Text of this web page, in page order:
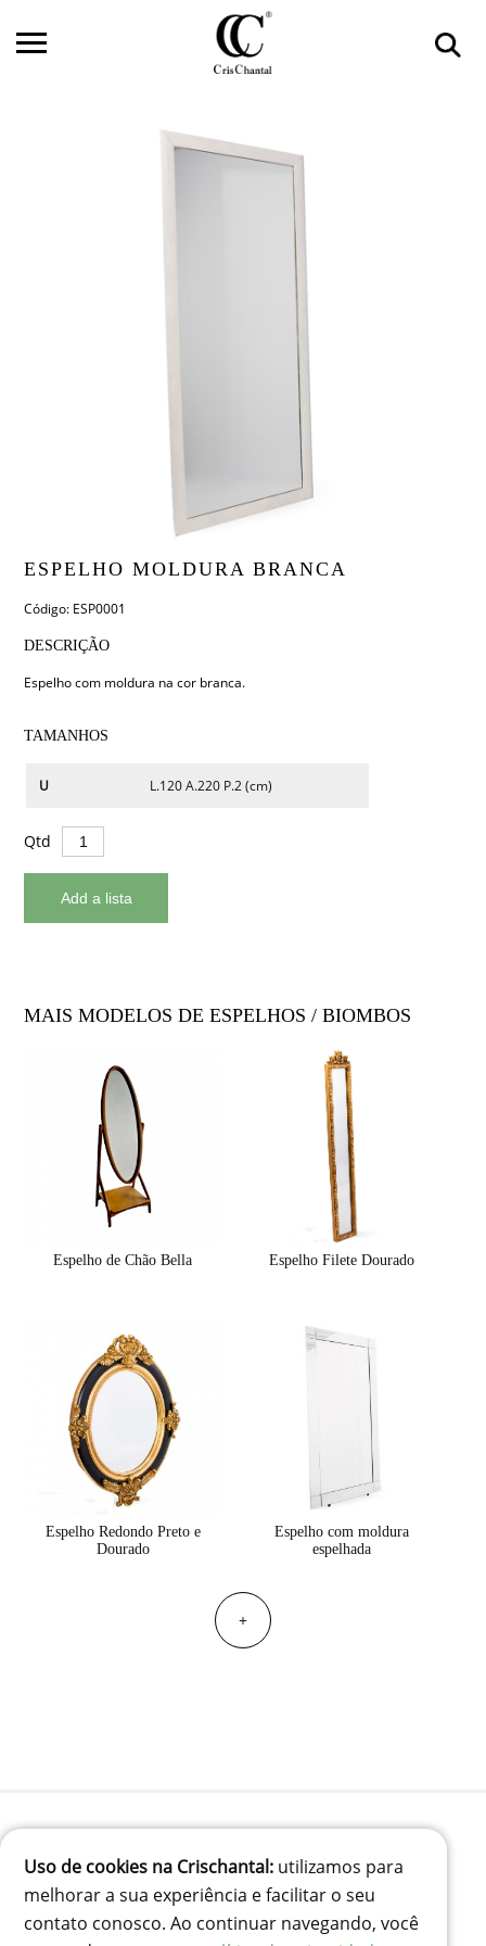
ESPELHO MOLDURA BRANCA
Código: ESP0001
DESCRIÇÃO
Espelho com moldura na cor branca.
TAMANHOS
U L.120 A.220 P.2 (cm)
Qtd
MAIS MODELOS DE ESPELHOS / BIOMBOS
Espelho de Chão Bella Espelho Filete Dourado
Espelho Redondo Preto e
Dourado
Espelho com moldura
espelhada
+
(41) 99834-3707
contato@crischantal.com.br
Rua Durval jungles 240 - Pinheirinho, Curitiba-PR
Uso de cookies na Crischantal: utilizamos para
melhorar a sua experiência e facilitar o seu
contato conosco. Ao continuar navegando, você